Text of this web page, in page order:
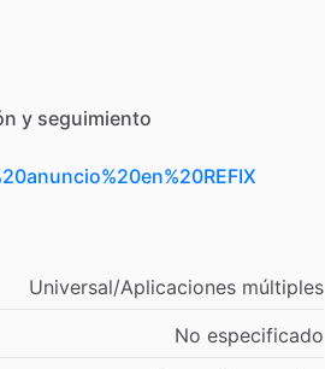
y seguimiento
Universal​/​Aplicaciones múltiples
No especificado